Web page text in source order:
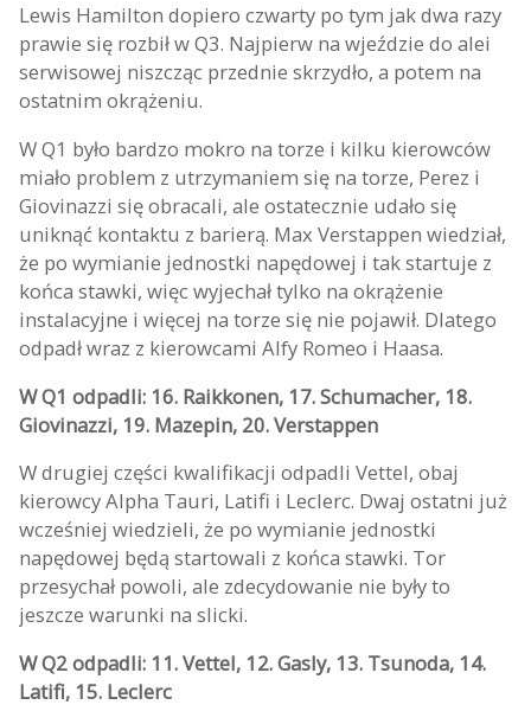
Lewis Hamilton dopiero czwarty po tym jak dwa razy
prawie się rozbił w Q3. Najpierw na wjeździe do alei
serwisowej niszcząc przednie skrzydło, a potem na
ostatnim okrążeniu.
W Q1 było bardzo mokro na torze i kilku kierowców
miało problem z utrzymaniem się na torze, Perez i
Giovinazzi się obracali, ale ostatecznie udało się
uniknąć kontaktu z barierą. Max Verstappen wiedział,
że po wymianie jednostki napędowej i tak startuje z
końca stawki, więc wyjechał tylko na okrążenie
instalacyjne i więcej na torze się nie pojawił. Dlatego
odpadł wraz z kierowcami Alfy Romeo i Haasa.
W Q1 odpadli: 16. Raikkonen, 17. Schumacher, 18.
Giovinazzi, 19. Mazepin, 20. Verstappen
W drugiej części kwalifikacji odpadli Vettel, obaj
kierowcy Alpha Tauri, Latifi i Leclerc. Dwaj ostatni już
wcześniej wiedzieli, że po wymianie jednostki
napędowej będą startowali z końca stawki. Tor
przesychał powoli, ale zdecydowanie nie były to
jeszcze warunki na slicki.
W Q2 odpadli: 11. Vettel, 12. Gasly, 13. Tsunoda, 14.
Latifi, 15. Leclerc